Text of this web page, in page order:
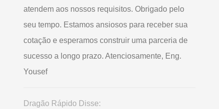
atendem aos nossos requisitos. Obrigado pelo
seu tempo. Estamos ansiosos para receber sua
cotação e esperamos construir uma parceria de
sucesso a longo prazo. Atenciosamente, Eng.
Yousef
Dragão Rápido Disse: